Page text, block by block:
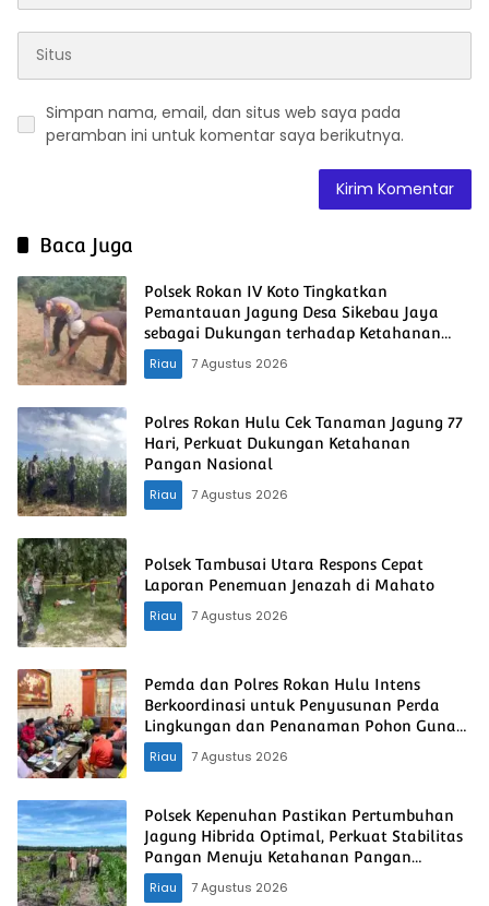
Simpan nama, email, dan situs web saya pada
peramban ini untuk komentar saya berikutnya.
Baca Juga
Polsek Rokan IV Koto Tingkatkan
Pemantauan Jagung Desa Sikebau Jaya
sebagai Dukungan terhadap Ketahanan
Pangan Nasional
Riau 7 Agustus 2026
Polres Rokan Hulu Cek Tanaman Jagung 77
Hari, Perkuat Dukungan Ketahanan
Pangan Nasional
Riau
7 Agustus 2026
Polsek Tambusai Utara Respons Cepat
Laporan Penemuan Jenazah di Mahato
Riau
7 Agustus 2026
Pemda dan Polres Rokan Hulu Intens
Berkoordinasi untuk Penyusunan Perda
Lingkungan dan Penanaman Pohon Guna
Mendukung Program Green Policing
Riau 7 Agustus 2026
Polsek Kepenuhan Pastikan Pertumbuhan
Jagung Hibrida Optimal, Perkuat Stabilitas
Pangan Menuju Ketahanan Pangan
Nasional
Riau 7 Agustus 2026